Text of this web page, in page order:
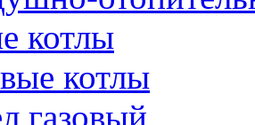
котлы
котлы
газовый